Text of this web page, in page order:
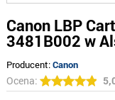
Canon LBP
3481B002 w
Producent:Canon
Ocena: